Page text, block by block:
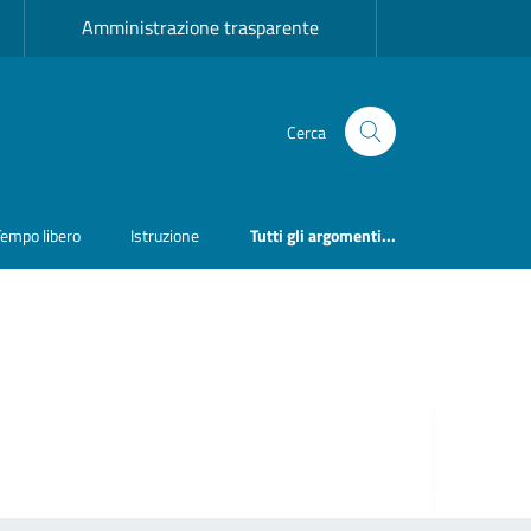
Amministrazione trasparente
Cerca
libero Istruzione Tutti gli argomenti...